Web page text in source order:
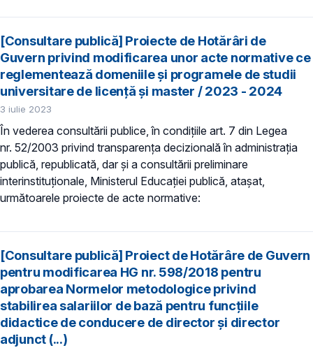
[Consultare publică] Proiecte de Hotărâri de
Guvern privind modificarea unor acte normative ce
reglementează domeniile şi programele de studii
universitare de licență și master / 2023 - 2024
3 iulie 2023
În vederea consultării publice, în condiţiile art. 7 din Legea
nr. 52/2003 privind transparenţa decizională în administraţia
publică, republicată, dar și a consultării preliminare
interinstituționale, Ministerul Educaţiei publică, atașat,
următoarele proiecte de acte normative:
[Consultare publică] Proiect de Hotărâre de Guvern
pentru modificarea HG nr. 598/2018 pentru
aprobarea Normelor metodologice privind
stabilirea salariilor de bază pentru funcțiile
didactice de conducere de director și director
adjunct (...)